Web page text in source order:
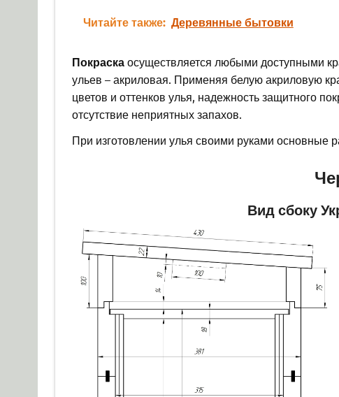
Читайте также: Деревянные бытовки
Покраскаосуществляется любыми доступными
ульев – акриловая. Применяя белую акриловую
цветов и оттенков улья, надежность защитного
отсутствие неприятных запахов.
При изготовлении улья своими руками основные
Вид сбоку